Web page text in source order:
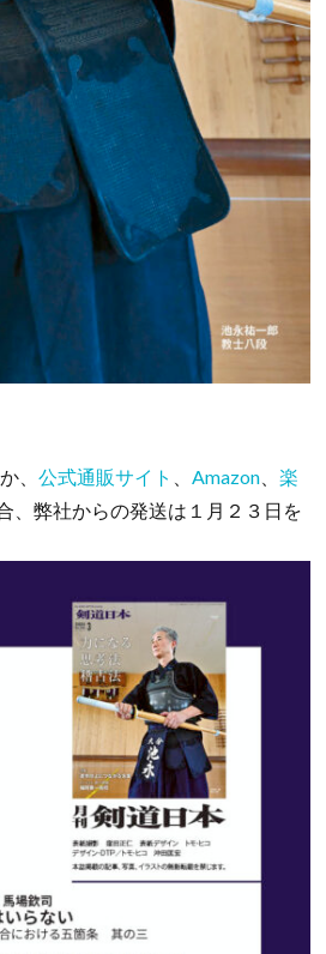
、 公式通販サイト Amazon
楽
、弊社からの発送は１月２３日を